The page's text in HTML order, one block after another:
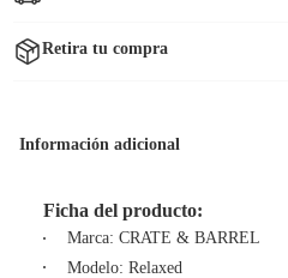
Retira tu compra
Información adicional
Ficha del producto:
Marca: CRATE & BARREL
Modelo: Relaxed